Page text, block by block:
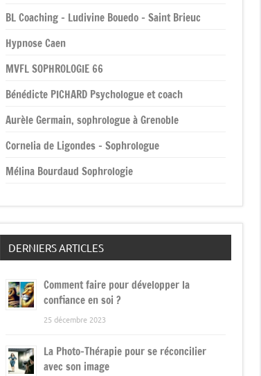
BL Coaching – Ludivine Bouedo – Saint Brieuc
Hypnose Caen
MVFL SOPHROLOGIE 66
Bénédicte PICHARD Psychologue et coach
Aurèle Germain, sophrologue à Grenoble
Cornelia de Ligondes – Sophrologue
Mélina Bourdaud Sophrologie
DERNIERS ARTICLES
Comment faire pour développer la
confiance en soi ?
25 décembre 2023
La Photo-Thérapie pour se réconcilier
avec son image